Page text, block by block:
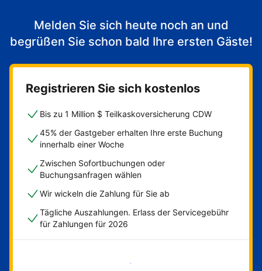
Melden Sie sich heute noch an und
begrüßen Sie schon bald Ihre ersten Gäste!
Registrieren Sie sich kostenlos
Bis zu 1 Million $ Teilkaskoversicherung CDW
45% der Gastgeber erhalten Ihre erste Buchung
innerhalb einer Woche
Zwischen Sofortbuchungen oder
Buchungsanfragen wählen
Wir wickeln die Zahlung für Sie ab
Tägliche Auszahlungen. Erlass der Servicegebühr
für Zahlungen für 2026
Jetzt loslegen